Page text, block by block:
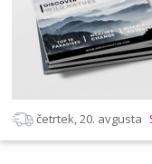
četrtek, 20. avgusta